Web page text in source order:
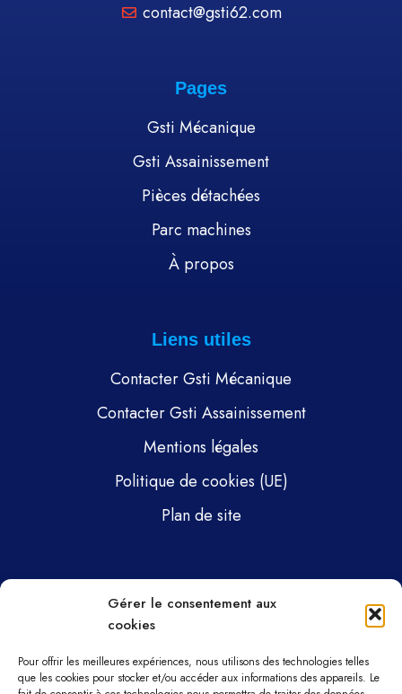
Gérer le consentement aux
cookies
Pour offrir les meilleures expériences, nous utilisons des technologies telles
que les cookies pour stocker et/ou accéder aux informations des appareils. Le
contact@gsti62.com
Pages
Gsti Mécanique
Gsti Assainissement
Pièces détachées
Parc machines
À propos
Liens utiles
Contacter Gsti Mécanique
Contacter Gsti Assainissement
Mentions légales
Politique de cookies (UE)
Plan de site
Gsti Mécanique
Gsti Assainissement